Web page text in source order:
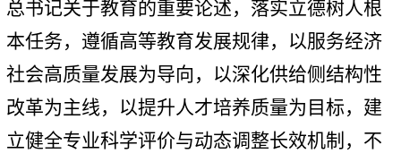
总书记关于教育的重要论述，落实立德树人根
本任务，遵循高等教育发展规律，以服务经济
社会高质量发展为导向，以深化供给侧结构性
改革为主线，以提升人才培养质量为目标，建
立健全专业科学评价与动态调整长效机制，不